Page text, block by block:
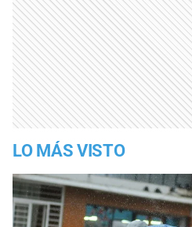
LO MÁS VISTO